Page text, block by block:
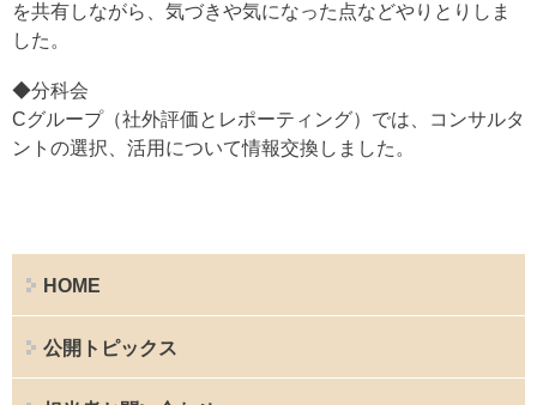
を共有しながら、気づきや気になった点などやりとりしま
した。
◆分科会
Cグループ（社外評価とレポーティング）では、コンサルタ
ントの選択、活用について情報交換しました。
HOME
公開トピックス